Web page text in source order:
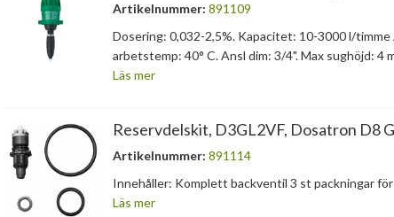
Artikelnummer: 891109
Dosering: 0,032-2,5%. Kapacitet: 10-3000 l/
arbetstemp: 40° C. Ansl dim: 3/4". Max sughöjd: 4
Läs mer
Reservdelskit, D3GL2VF, Dosatron D8
Artikelnummer: 891114
Innehåller: Komplett backventil 3 st packningar
Läs mer